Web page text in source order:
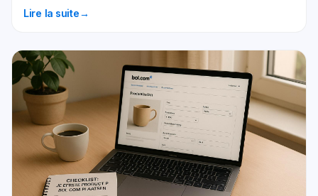
Lire la suite→